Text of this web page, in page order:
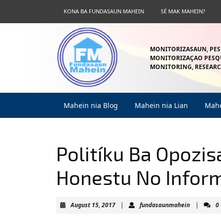
content
KONA BA FUNDASAUN MAHEIN SÉ MAK MAHEIN?
MONITORIZASAUN,
MONITORIZAÇAO
MONITORING,
Mahein nia Blog Mahein nia Lian
Politíku Ba
Honestu No
August 15, 2017August
| fundasaunmahein | 0